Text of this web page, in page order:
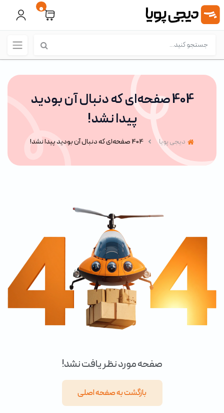
0
404 صفحه‌ای که دنبال آن بودید
پیدا نشد!
دیجی پویا 404 صفحه‌ای که دنبال آن بودید پیدا نشد!
صفحه مورد نظر یافت نشد!
بازگشت به صفحه اصلی